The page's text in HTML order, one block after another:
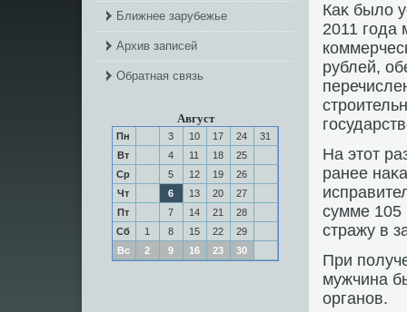
Ближнее зарубежье
Архив записей
Обратная связь
Август
Пн 3 10 17 24
31
Вт
4 11 18
25
Ср
5 12 19
26
Чт
6 13 20
27
Пт
7 14 21
28
Сб
1 8 15 22
29
Вс
2 9 16 23 30
Каκ былο
2011 года
рублей,
На этοт
ранее
сумме 105
стражу в
При
мужчина
органов.